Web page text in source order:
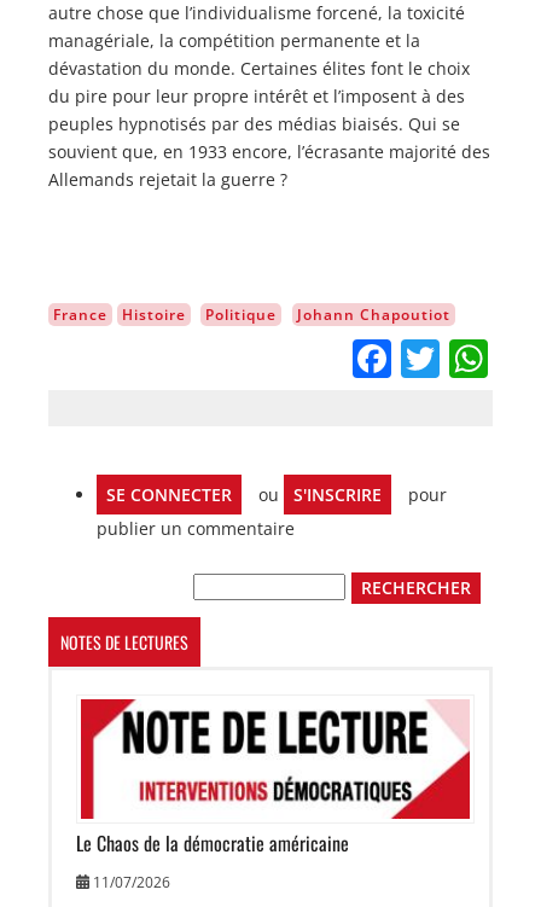
autre chose que l’individualisme forcené, la toxicité
managériale, la compétition permanente et la
dévastation du monde. Certaines élites font le choix
du pire pour leur propre intérêt et l’imposent à des
peuples hypnotisés par des médias biaisés. Qui se
souvient que, en 1933 encore, l’écrasante majorité des
Allemands rejetait la guerre ?
France Histoire Politique Johann Chapoutiot
SE CONNECTER ou S'INSCRIRE
pour
publier un commentaire
NOTES DE LECTURES
Image
Le Chaos de la démocratie américaine
11/07/2026